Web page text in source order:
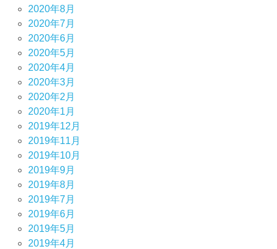
2020年8月
2020年7月
2020年6月
2020年5月
2020年4月
2020年3月
2020年2月
2020年1月
2019年12月
2019年11月
2019年10月
2019年9月
2019年8月
2019年7月
2019年6月
2019年5月
2019年4月